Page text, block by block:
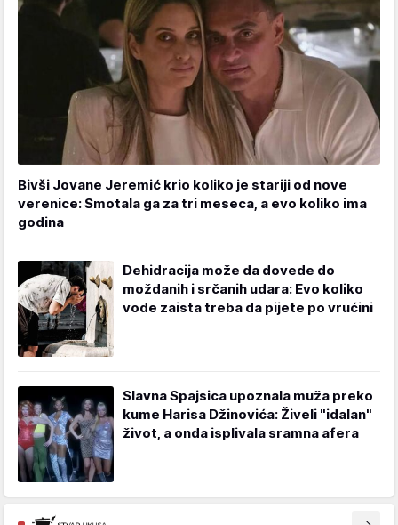
Bivši Jovane Jeremić krio koliko je stariji od nove
verenice: Smotala ga za tri meseca, a evo koliko ima
godina
Dehidracija može da dovede do
moždanih i srčanih udara: Evo koliko
vode zaista treba da pijete po vrućini
Slavna Spajsica upoznala muža preko
kume Harisa Džinovića: Živeli "idalan"
život, a onda isplivala sramna afera